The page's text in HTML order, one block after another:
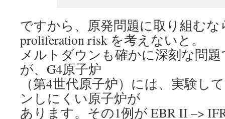
ですから、原発問題に取り組む
proliferation risk を考えないと。
メルトダウンも確かに深刻な問
が、G4原子炉
（第4世代原子炉）には、実験し
ンしにくい原子炉が
あります。その1例が EBR II –>